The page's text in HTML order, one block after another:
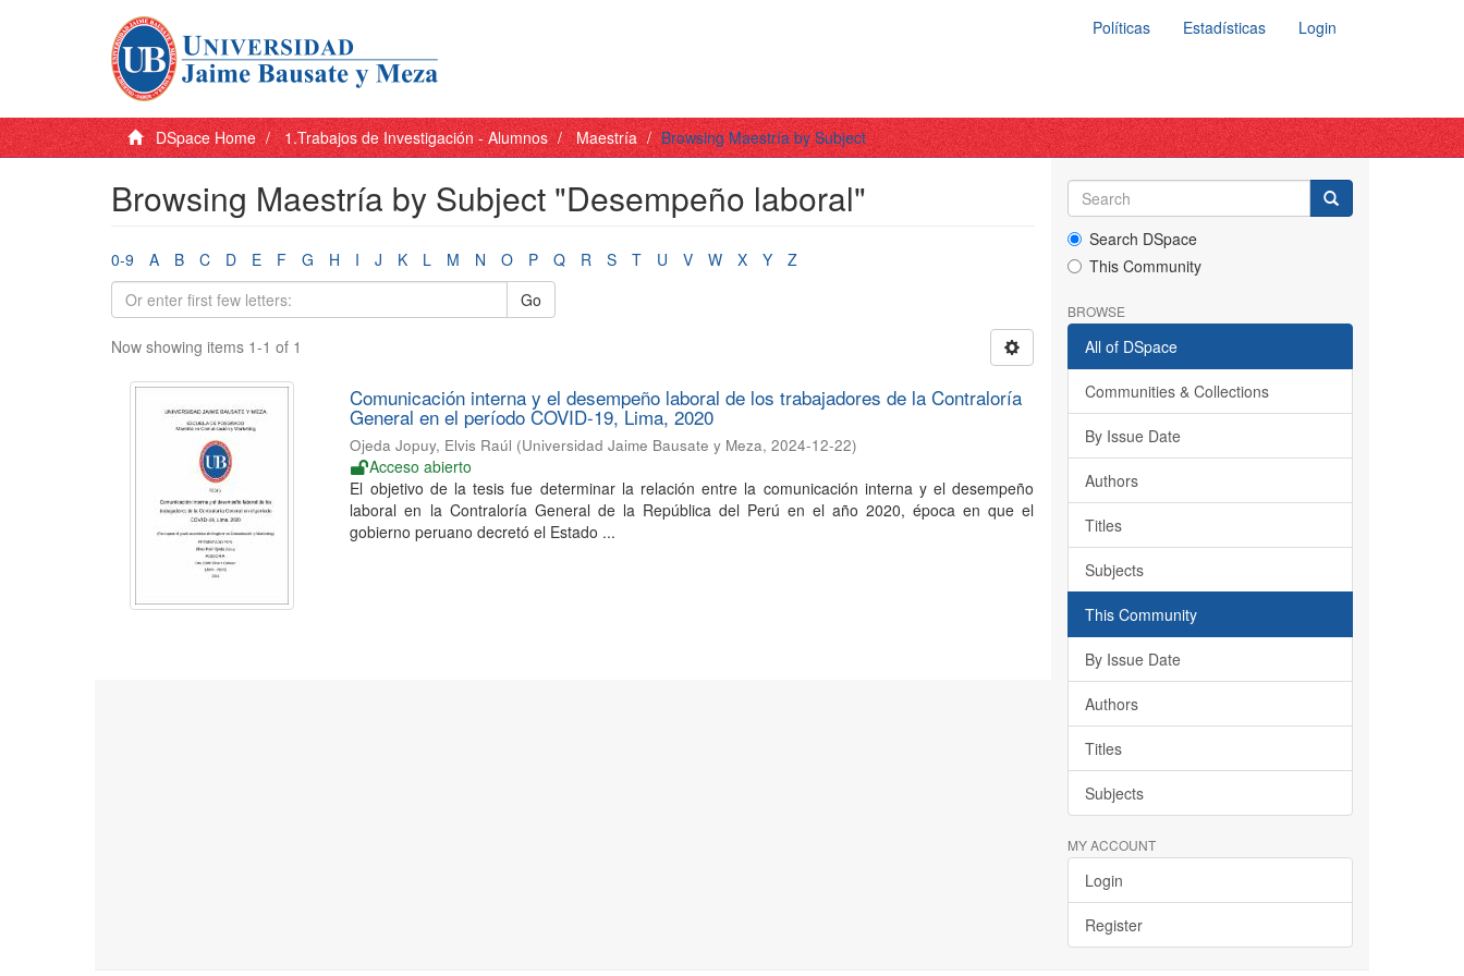
Políticas Estadísticas Login
DSpace Home 1.Trabajos de Investigación - Alumnos Maestría Browsing Maestría by Subject
Browsing Maestría by Subject "Desempeño laboral"
0-9 A B C D E F G H I J K L M N O P Q R S T U V W X Y
Z
Go
Now showing items 1-1 of 1
Comunicación interna y el desempeño laboral de los trabajadores de la Contraloría
General en el período COVID-19, Lima, 2020
Ojeda Jopuy, Elvis Raúl (Universidad Jaime Bausate y Meza,2024-12-22)
Acceso abierto
El objetivo de la tesis fue determinar la relación entre la comunicación interna y el desempeño
laboral en la Contraloría General de la República del Perú en el año 2020, época en que el
gobierno peruano decretó el Estado ...
Search DSpace
This Community
BROWSE
All of DSpace
Communities & Collections
By Issue Date
Authors
Titles
Subjects
This Community
By Issue Date
Authors
Titles
Subjects
MY ACCOUNT
Login
Register